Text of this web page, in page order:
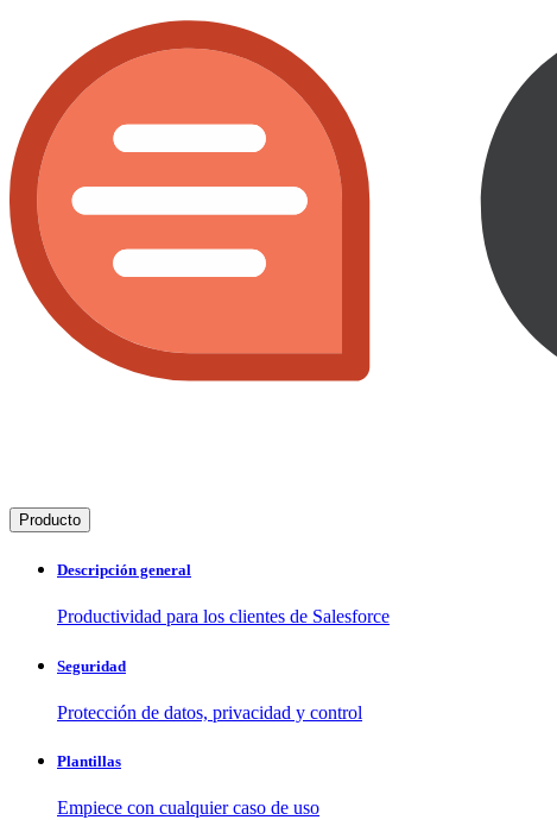
Producto
Descripción general
Productividad para los clientes de Salesforce
Seguridad
Protección de datos, privacidad y control
Plantillas
Empiece con cualquier caso de uso